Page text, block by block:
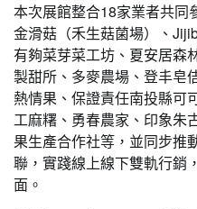
本次展館整合18家業者共同
金滑菇（禾生菇菌場）、
有夠菜芽菜工坊、夏安居森
製甜所、多麥農場、登丰皂
熱情果、保證責任南投縣可
工麻糬、勇春農家、印象朱
果生產合作社等，並同步推
聯，實踐線上線下雙軌行銷
面。